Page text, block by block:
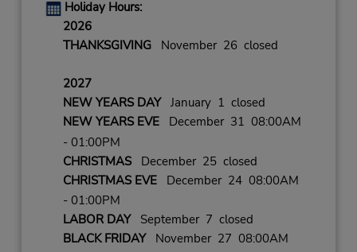
Holiday Hours:
2026
THANKSGIVINGNovember 26 closed
2027
NEW YEARS DAYJanuary 1 closed
NEW YEARS EVEDecember 31 08:00AM
- 01:00PM
CHRISTMASDecember 25 closed
CHRISTMAS EVEDecember 24 08:00AM
- 01:00PM
LABOR DAYSeptember 7 closed
BLACK FRIDAYNovember 27 08:00AM